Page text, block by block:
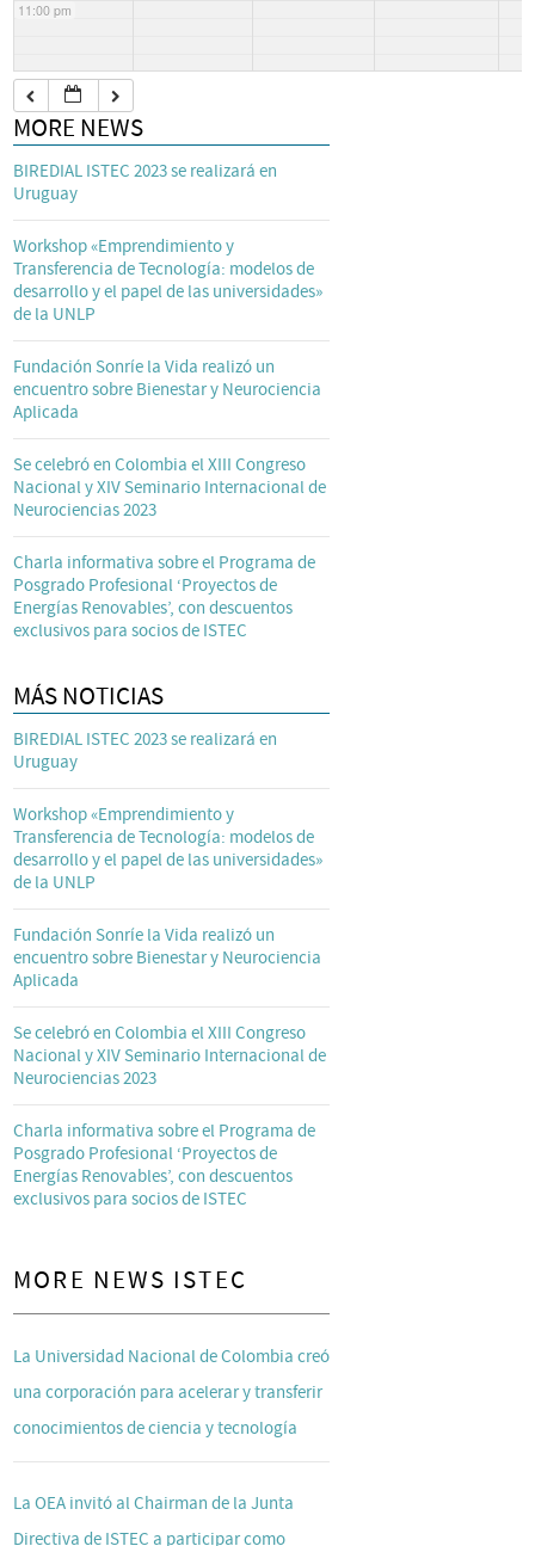
11:00 pm
MORE NEWS
BIREDIAL ISTEC 2023 se realizará en
Uruguay
Workshop «Emprendimiento y
Transferencia de Tecnología: modelos de
desarrollo y el papel de las universidades»
de la UNLP
Fundación Sonríe la Vida realizó un
encuentro sobre Bienestar y Neurociencia
Aplicada
Se celebró en Colombia el XIII Congreso
Nacional y XIV Seminario Internacional de
Neurociencias 2023
Charla informativa sobre el Programa de
Posgrado Profesional ‘Proyectos de
Energías Renovables’, con descuentos
exclusivos para socios de ISTEC
MÁS NOTICIAS
BIREDIAL ISTEC 2023 se realizará en
Uruguay
Workshop «Emprendimiento y
Transferencia de Tecnología: modelos de
desarrollo y el papel de las universidades»
de la UNLP
Fundación Sonríe la Vida realizó un
encuentro sobre Bienestar y Neurociencia
Aplicada
Se celebró en Colombia el XIII Congreso
Nacional y XIV Seminario Internacional de
Neurociencias 2023
Charla informativa sobre el Programa de
Posgrado Profesional ‘Proyectos de
Energías Renovables’, con descuentos
exclusivos para socios de ISTEC
MORE NEWS ISTEC
La Universidad Nacional de Colombia creó
una corporación para acelerar y transferir
conocimientos de ciencia y tecnología
La OEA invitó al Chairman de la Junta
Directiva de ISTEC a participar como